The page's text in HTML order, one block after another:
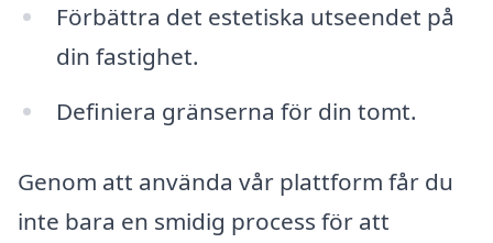
Förbättra det estetiska utseendet på
din fastighet.
Definiera gränserna för din tomt.
Genom att använda vår plattform får du
inte bara en smidig process för att